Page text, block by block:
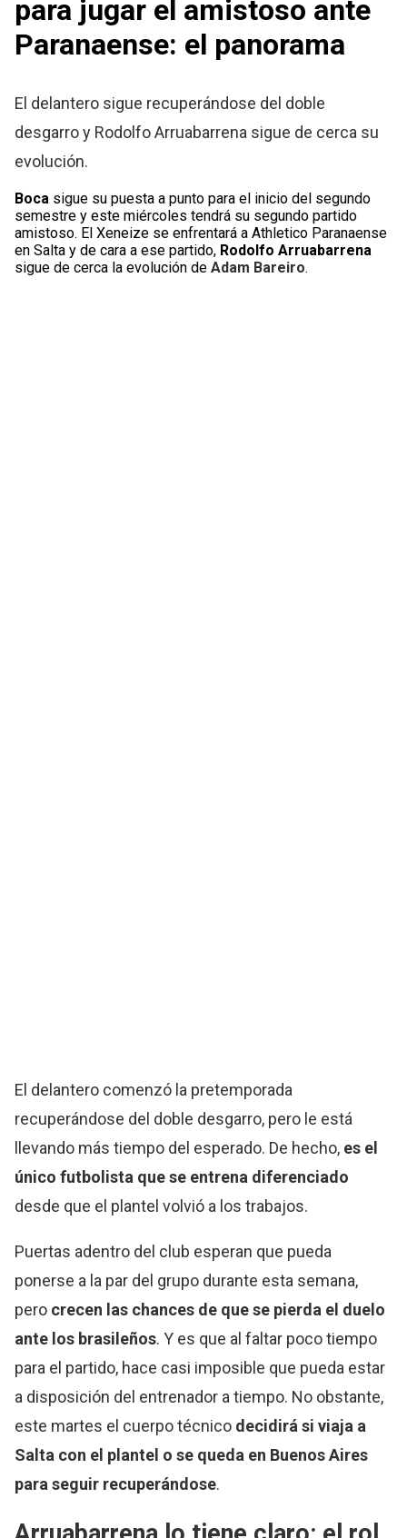
para jugar el amistoso ante
Paranaense: el panorama
El delantero sigue recuperándose del doble
desgarro y Rodolfo Arruabarrena sigue de cerca su
evolución.
Boca sigue su puesta a punto para el inicio del segundo
semestre y este miércoles tendrá su segundo partido
amistoso. El Xeneize se enfrentará a Athletico Paranaense
en Salta y de cara a ese partido, Rodolfo Arruabarrena
sigue de cerca la evolución deAdam Bareiro.
El delantero comenzó la pretemporada
recuperándose del doble desgarro, pero le está
llevando más tiempo del esperado. De hecho, es el
único futbolista que se entrena diferenciado
desde que el plantel volvió a los trabajos.
Puertas adentro del club esperan que pueda
ponerse a la par del grupo durante esta semana,
pero crecen las chances de que se pierda el duelo
ante los brasileños. Y es que al faltar poco tiempo
para el partido, hace casi imposible que pueda estar
a disposición del entrenador a tiempo. No obstante,
este martes el cuerpo técnico decidirá si viaja a
Salta con el plantel o se queda en Buenos Aires
para seguir recuperándose.